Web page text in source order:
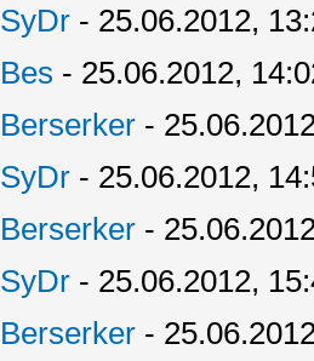
SyDr - 25.06.2012,
Bes - 25.06.2012,
Berserker -
SyDr - 25.06.2012,
Berserker -
SyDr - 25.06.2012,
Berserker -